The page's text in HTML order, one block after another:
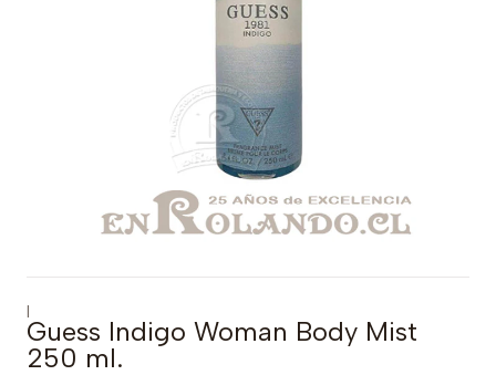
|
Guess Indigo Woman Body Mist
250 ml.